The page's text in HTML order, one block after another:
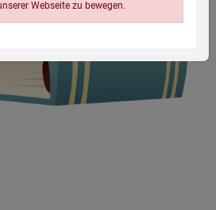
Webseite zu bewegen.